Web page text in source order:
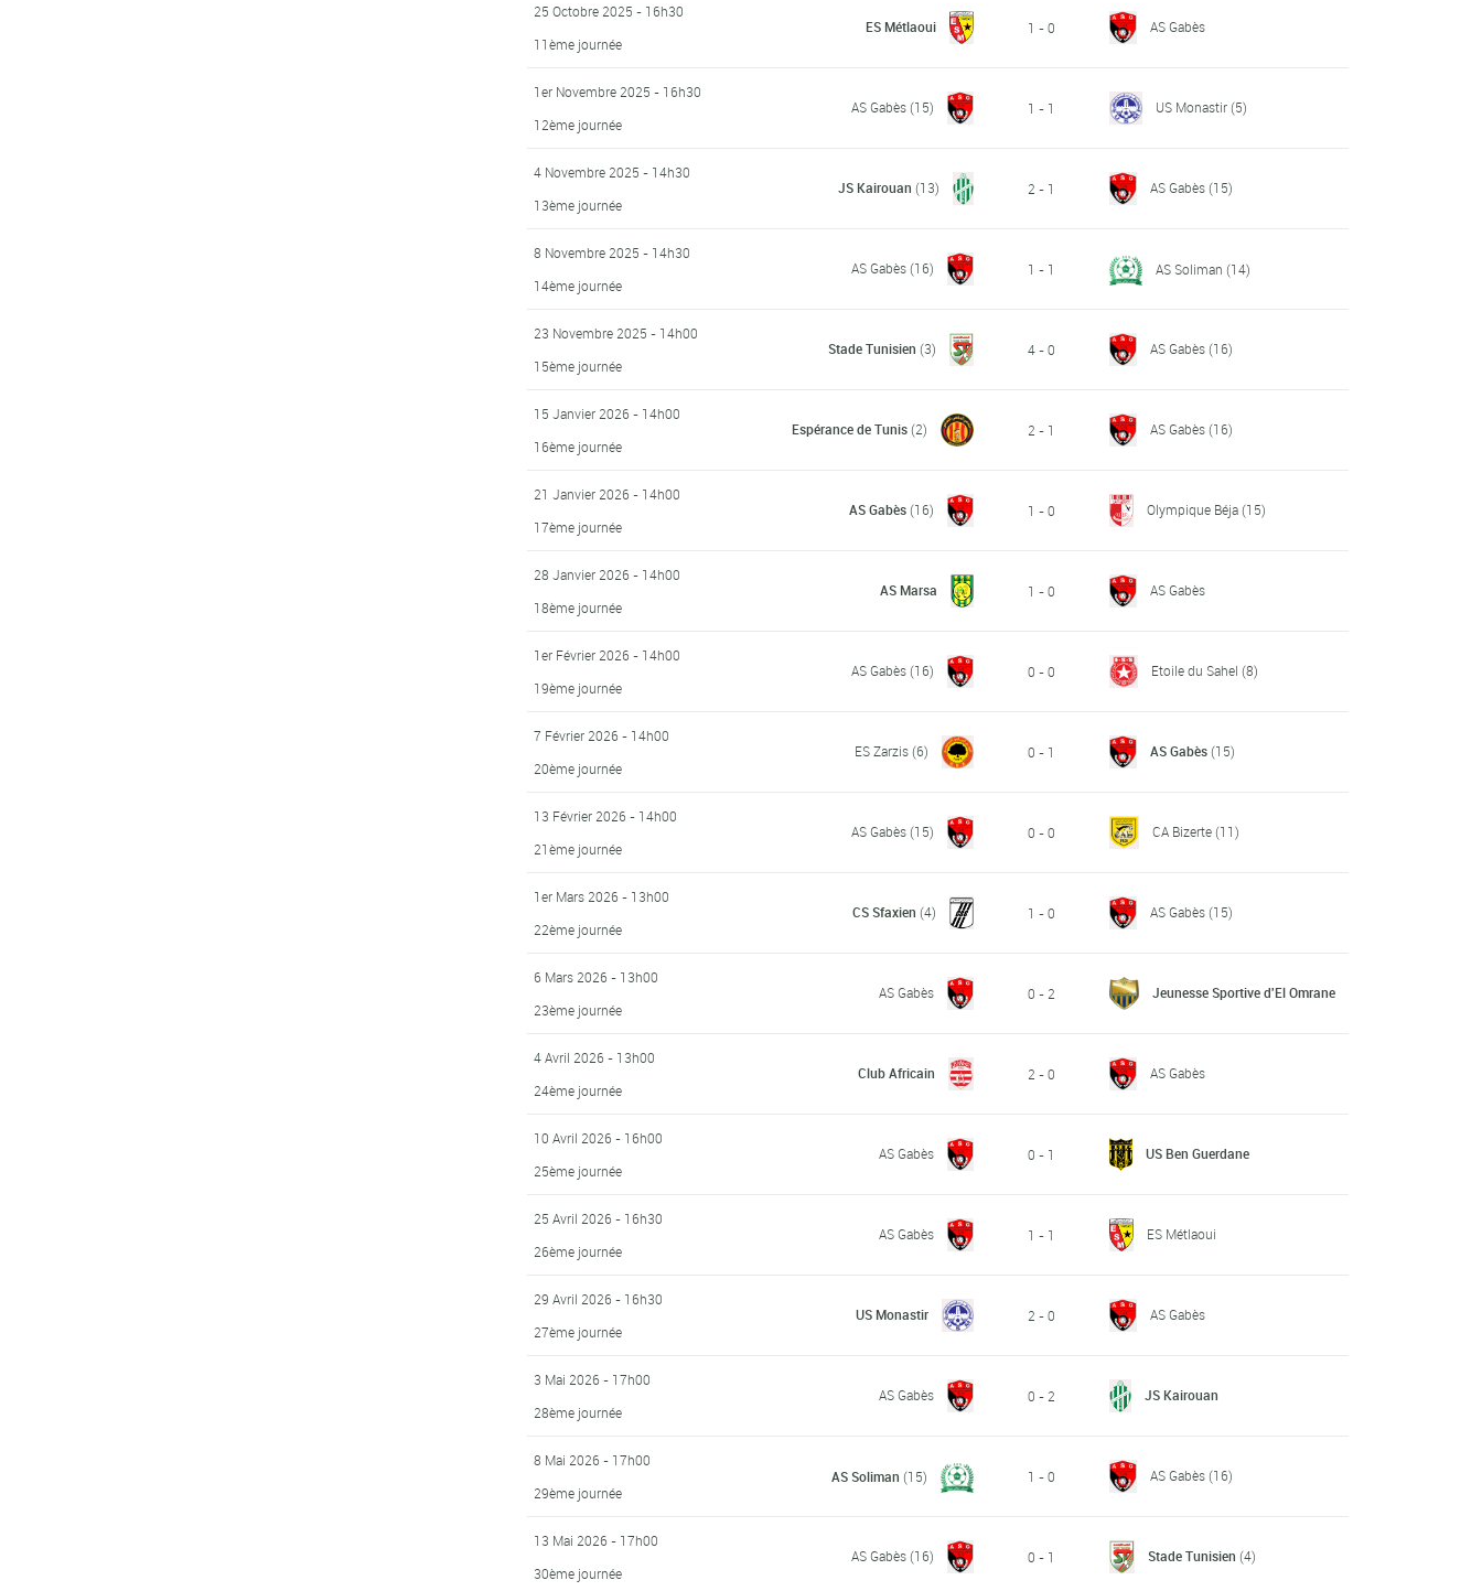
25 Octobre 2025 - 16h30
11ème journée
ES Métlaoui 1 - 0 AS Gabès
1er Novembre 2025 - 16h30
12ème journée
AS Gabès(15) 1 - 1 US Monastir(5)
4 Novembre 2025 - 14h30
13ème journée
JS Kairouan (13) 2 - 1 AS Gabès(15)
8 Novembre 2025 - 14h30
14ème journée
AS Gabès(16) 1 - 1 AS Soliman (14)
23 Novembre 2025 - 14h00
15ème journée
Stade Tunisien (3) 4 - 0 AS Gabès(16)
15 Janvier 2026 - 14h00
16ème journée
Espérance de Tunis(2) 2 - 1 AS Gabès(16)
21 Janvier 2026 - 14h00
17ème journée
AS Gabès(16) 1 - 0 Olympique Béja(15)
28 Janvier 2026 - 14h00
18ème journée
AS Marsa 1 - 0 AS Gabès
1er Février 2026 - 14h00
19ème journée
AS Gabès(16) 0 - 0 Etoile du Sahel (8)
7 Février 2026 - 14h00
20ème journée
ES Zarzis(6) 0 - 1 AS Gabès(15)
13 Février 2026 - 14h00
21ème journée
AS Gabès(15) 0 - 0 CA Bizerte(11)
1er Mars 2026 - 13h00
22ème journée
CS Sfaxien (4) 1 - 0 AS Gabès(15)
6 Mars 2026 - 13h00
23ème journée
AS Gabès 0 - 2 Jeunesse Sportive d'El Omrane
4 Avril 2026 - 13h00
24ème journée
Club Africain 2 - 0 AS Gabès
10 Avril 2026 - 16h00
25ème journée
AS Gabès 0 - 1 US Ben Guerdane
25 Avril 2026 - 16h30
26ème journée
AS Gabès 1 - 1 ES Métlaoui
29 Avril 2026 - 16h30
27ème journée
US Monastir 2 - 0 AS Gabès
3 Mai 2026 - 17h00
28ème journée
AS Gabès 0 - 2 JS Kairouan
8 Mai 2026 - 17h00
29ème journée
AS Soliman (15) 1 - 0 AS Gabès(16)
13 Mai 2026 - 17h00
30ème journée
AS Gabès(16) 0 - 1 Stade Tunisien (4)